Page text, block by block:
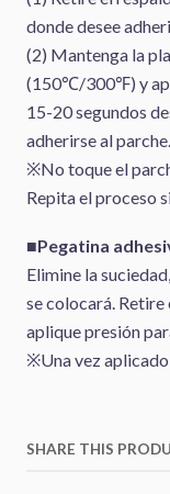
donde desee
(2) Mantenga la
(150℃/300℉) y
15-20 segundos
adherirse al parche.
※No toque el
Repita el proceso
■Pegatina
Elimine la
se colocará.
aplique presión
※Una vez
SHARE THIS